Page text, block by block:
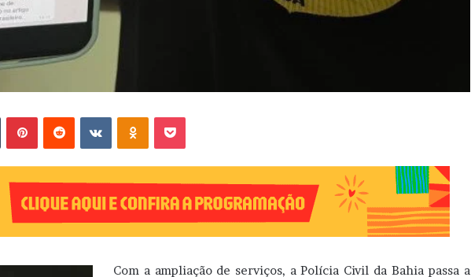
VK OK
Com a ampliação de serviços, a Polícia Civil da Bahia passa a